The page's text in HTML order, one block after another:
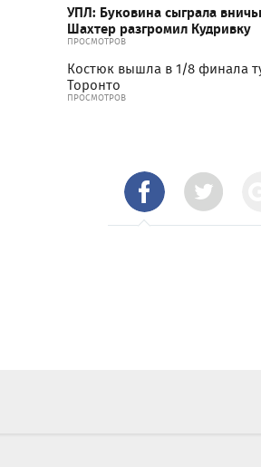
УПЛ: Буковина сыграла
Шахтер разгромил Кудривку
ПРОСМОТРОВ
Костюк вышла в 1/8 финала
Торонто
ПРОСМОТРОВ